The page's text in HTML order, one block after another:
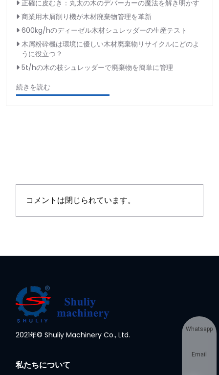
正確に皮むき：丸太の木のデバーカーの魔法を解き明かす
商業用木屑削り機が木材廃棄物管理を革新
600kg/hのディーゼル木材シュレッダーの生産テスト
木屑粉砕機は環境に優しい木材廃棄物リサイクルにどのよ
うに役立つ？
5t/hの木の枝シュレッダーで廃棄物を簡単に管理
続きを読む
コメントは閉じられています。
2021年© Shuliy Machinery Co., Ltd.
私たちについて
Whatsapp
Email